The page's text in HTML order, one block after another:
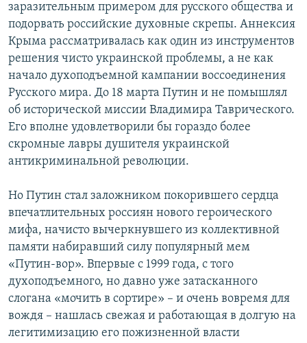
заразительным примером для русского общества и
подорвать российские духовные скрепы. Аннексия
Крыма рассматривалась как один из инструментов
решения чисто украинской проблемы, а не как
начало духоподъемной кампании воссоединения
Русского мира. До 18 марта Путин и не помышлял
об исторической миссии Владимира Таврического.
Его вполне удовлетворили бы гораздо более
скромные лавры душителя украинской
антикриминальной революции.
Но Путин стал заложником покорившего сердца
впечатлительных россиян нового героического
мифа, начисто вычеркнувшего из коллективной
памяти набиравший силу популярный мем
«Путин-вор». Впервые с 1999 года, с того
духоподъемного, но давно уже затасканного
слогана «мочить в сортире» – и очень вовремя для
вождя – нашлась свежая и работающая в долгую на
легитимизацию его пожизненной власти